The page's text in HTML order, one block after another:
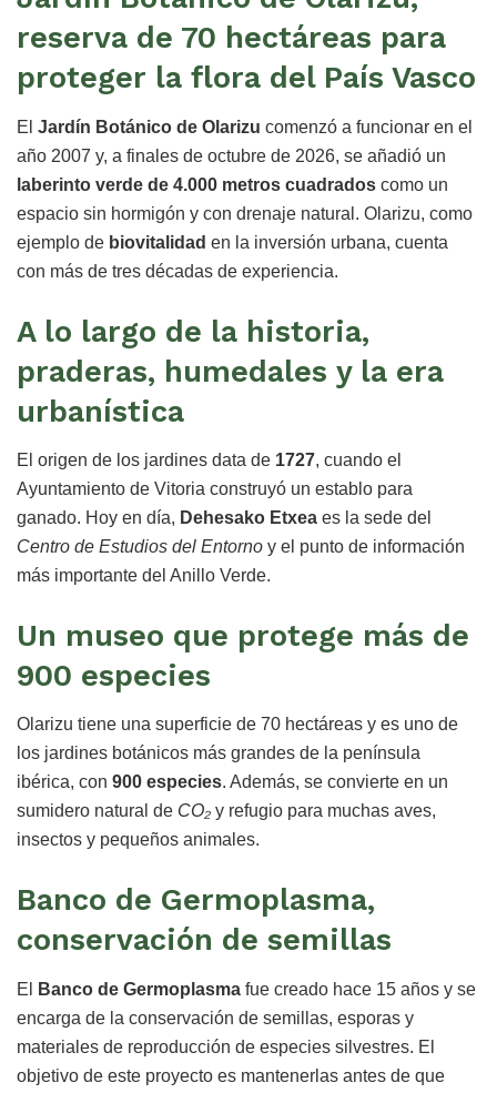
reserva de 70 hectáreas para
proteger la flora del País Vasco
El Jardín Botánico de Olarizu comenzó a funcionar en el
año 2007 y, a finales de octubre de 2026, se añadió un
laberinto verde de 4.000 metros cuadrados como un
espacio sin hormigón y con drenaje natural. Olarizu, como
ejemplo de biovitalidad en la inversión urbana, cuenta
con más de tres décadas de experiencia.
A lo largo de la historia,
praderas, humedales y la era
urbanística
El origen de los jardines data de 1727, cuando el
Ayuntamiento de Vitoria construyó un establo para
ganado. Hoy en día, Dehesako Etxea es la sede del
Centro de Estudios del Entorno y el punto de información
más importante del Anillo Verde.
Un museo que protege más de
900 especies
Olarizu tiene una superficie de 70 hectáreas y es uno de
los jardines botánicos más grandes de la península
ibérica, con 900 especies. Además, se convierte en un
sumidero natural de CO₂ y refugio para muchas aves,
insectos y pequeños animales.
Banco de Germoplasma,
conservación de semillas
El Banco de Germoplasma fue creado hace 15 años y se
encarga de la conservación de semillas, esporas y
materiales de reproducción de especies silvestres. El
objetivo de este proyecto es mantenerlas antes de que